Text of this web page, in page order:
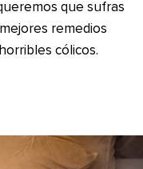
que sufras
remedios
cólicos.